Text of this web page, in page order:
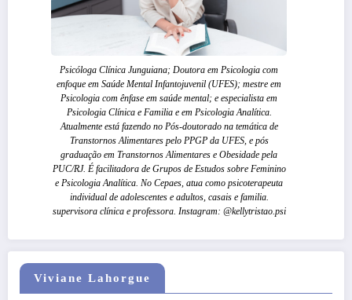
Psicóloga Clínica Junguiana; Doutora em Psicologia com
enfoque em Saúde Mental Infantojuvenil (UFES); mestre em
Psicologia com ênfase em saúde mental; e especialista em
Psicologia Clínica e Familia e em Psicologia Analítica.
Atualmente está fazendo no Pós-doutorado na temática de
Transtornos Alimentares pelo PPGP da UFES, e pós
graduação em Transtornos Alimentares e Obesidade pela
PUC/RJ. É facilitadora de Grupos de Estudos sobre Feminino
e Psicologia Analítica. No Cepaes, atua como psicoterapeuta
individual de adolescentes e adultos, casais e familia.
supervisora clínica e professora. Instagram: @kellytristao.psi
Viviane Lahorgue